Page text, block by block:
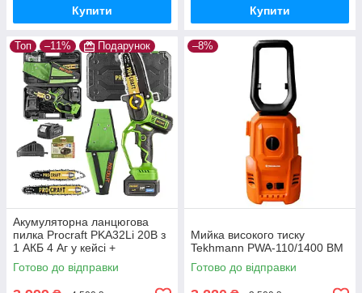
Купити Купити
Топ –11% Подарунок
Акумуляторна ланцюгова
пилка Procraft PKA32Li 20В з
1 АКБ 4 Аг у кейсі +
додатковий АКБ 4 Аг Type-C,
2 шини 6"/8"
Готово до відправки
–8%
Мийка високого тиску
Tekhmann PWA-110/1400 BM
Готово до відправки